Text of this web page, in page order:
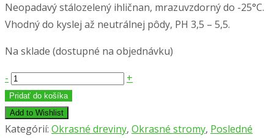
bola:
334,50 €.
je:
314,50 €.
Neopadavý stálozelený ihličnan, mrazuvzdorný do -25°C.
Vhodný do kyslej až neutrálnej pôdy, PH 3,5 – 5,5.
Na sklade (dostupné na objednávku)
- množstvo
Tuja
´SMARAGD
´
+
Pridať do košíka
Add to Wishlist
Kategórií: Okrasné dreviny, Okrasné stromy, Posledné